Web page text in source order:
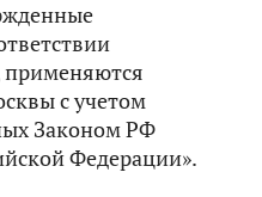
с учетом
Законом РФ
Федерации».